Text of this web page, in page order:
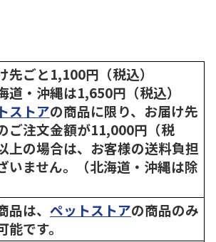
先ごと1,100円（税込）
道・沖縄は1,650円（税込）
ストアの商品に限り、お届け先
ご注文金額が11,000円（税
上の場合は、お客様の送料負担
いません。（北海道・沖縄は除
品は、 ペットストアの商品のみ
能です。